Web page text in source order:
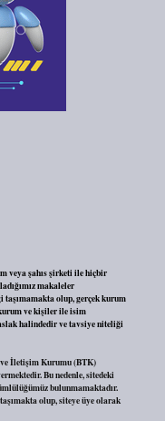
veya şahıs şirketi ile hiçbir
makaleler
olup, gerçek kurum
ve kişiler ile isim
halindedir ve tavsiye niteliği
İletişim Kurumu (BTK)
Bu nedenle, sitedeki
bulunmamaktadır.
olup, siteye üye olarak